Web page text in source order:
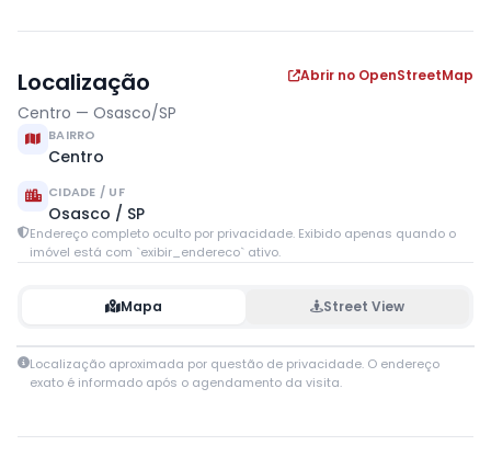
Localização
Centro — Osasco/SP
Abrir no OpenStreetMap
BAIRRO
Centro
CIDADE / UF
Osasco / SP
Endereço completo oculto por privacidade. Exibido apenas quando o
imóvel está com `exibir_endereco` ativo.
Mapa Street View
+
Localização aproximada por questão de privacidade. O endereço
exato é informado após o agendamento da visita.